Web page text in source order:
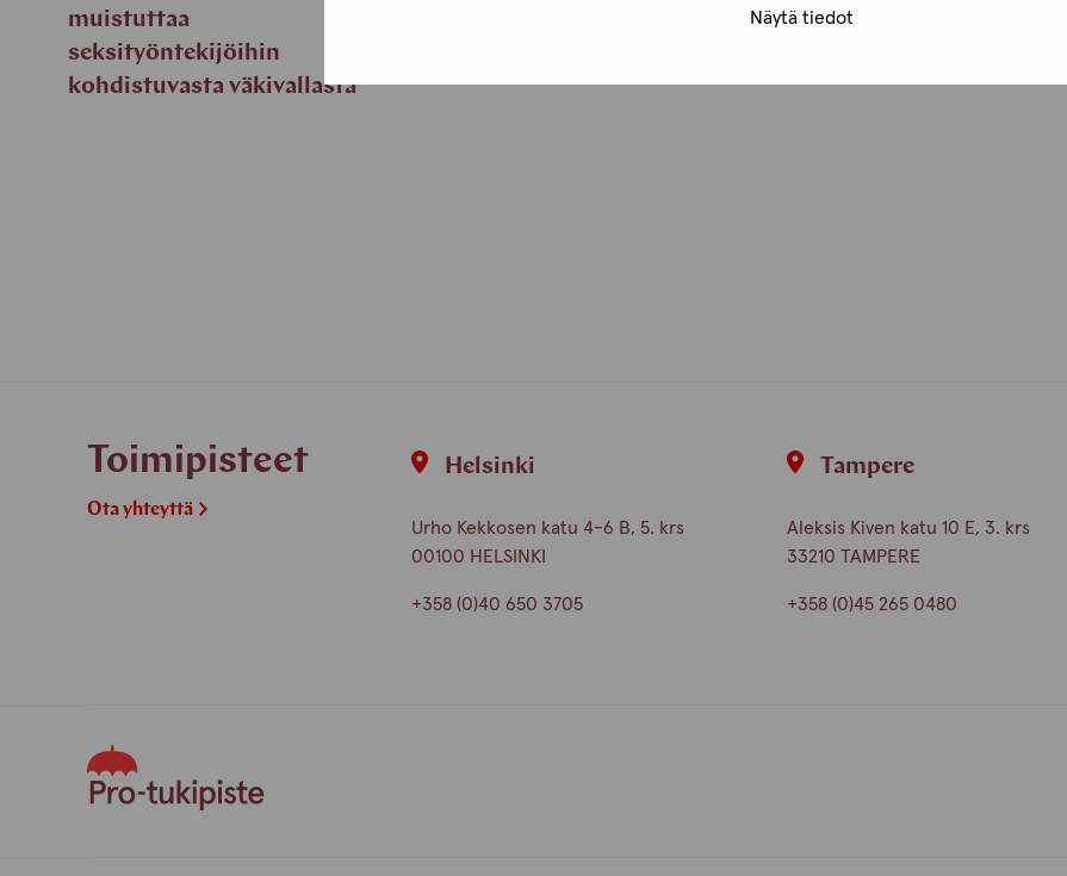
Näytä tiedot
muistuttaa
seksityöntekijöihin
kohdistuvasta väkivallasta
Toimipisteet
Ota yhteyttä
Helsinki
Urho Kekkosen katu 4-6 B, 5. krs
00100 HELSINKI
+358 (0)40 650 3705
Tampere
Aleksis Kiven katu 10 E, 3. krs
33210 TAMPERE
+358 (0)45 265 0480